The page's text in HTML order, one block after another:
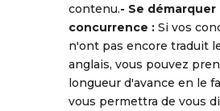
contenu.- Se démarquer
concurrence :Si vos
n'ont pas encore traduit
anglais, vous pouvez
longueur d'avance en le
vous permettra de vous